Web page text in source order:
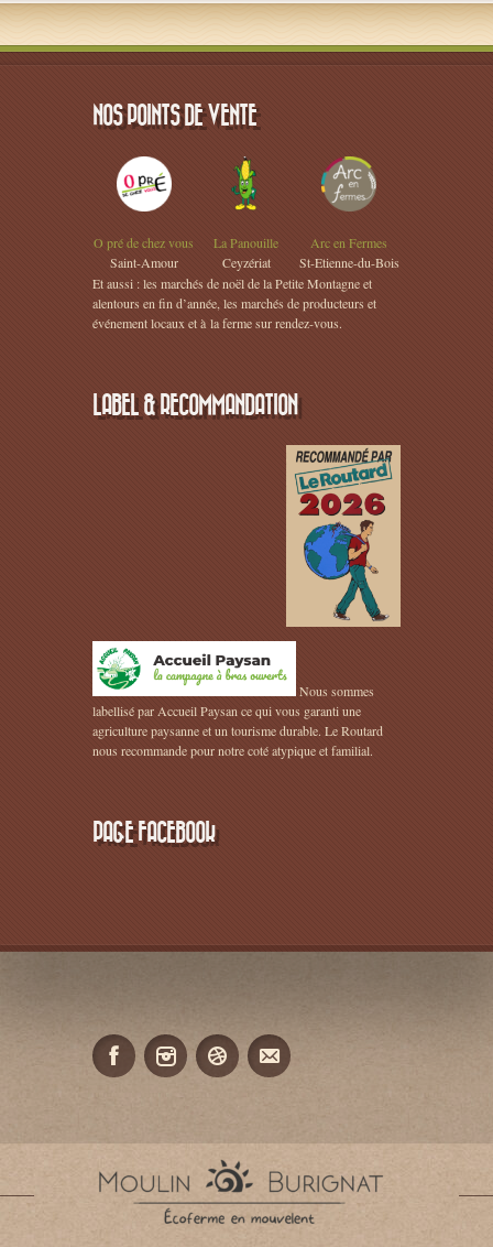
NOS POINTS DE VENTE
O pré de chez vous
Saint-Amour
La Panouille
Ceyzériat
Arc en Fermes
St-Etienne-du-Bois
Et aussi : les marchés de noël de la Petite Montagne et
alentours en fin d’année, les marchés de producteurs et
événement locaux et à la ferme sur rendez-vous.
LABEL & RECOMMANDATION
Nous sommes
labellisé par Accueil Paysan ce qui vous garanti une
agriculture paysanne et un tourisme durable. Le Routard
nous recommande pour notre coté atypique et familial.
PAGE FACEBOOK